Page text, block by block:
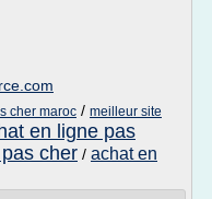
cher maroc / meilleur site
en ligne pas
cher / achat en